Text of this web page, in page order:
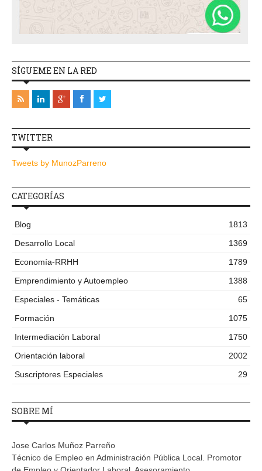
SÍGUEME EN LA RED
TWITTER
Tweets by MunozParreno
CATEGORÍAS
Blog
1813
Desarrollo Local
1369
Economía-RRHH
1789
Emprendimiento y Autoempleo
1388
Especiales - Temáticas
65
Formación
1075
Intermediación Laboral
1750
Orientación laboral
2002
Suscriptores Especiales
29
SOBRE MÍ
Jose Carlos Muñoz Parreño
Técnico de Empleo en Administración Pública Local. Promotor